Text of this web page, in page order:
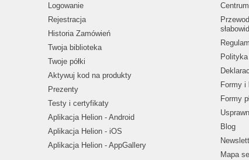
Logowanie
Rejestracja
Historia Zamówień
Twoja biblioteka
Twoje półki
Aktywuj kod na produkty
Prezenty
Testy i certyfikaty
Aplikacja Helion - Android
Aplikacja Helion - iOS
Aplikacja Helion - AppGallery
Formy i
Formy
Blog
Mapa